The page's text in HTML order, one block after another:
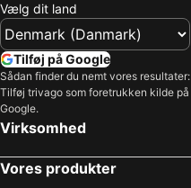
Vælg dit land
Tilføj på Google
Sådan finder du nemt vores resultater:
Tilføj trivago som foretrukken kilde på
Google.
Virksomhed
Vores produkter